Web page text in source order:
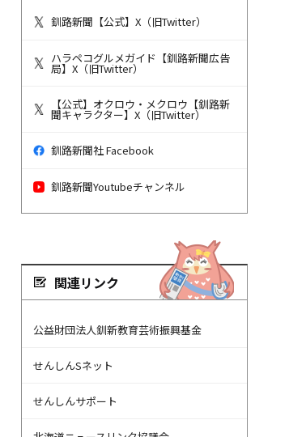
釧路新聞【公式】X（旧Twitter）
ハラペコグルメガイド【釧路新聞広告
局】X（旧Twitter）
【公式】オクロウ・メクロウ【釧路新
聞キャラクター】X（旧Twitter）
釧路新聞社 Facebook
釧路新聞Youtubeチャンネル
関連リンク
公益財団法人釧新教育芸術振興基金
せんしんSネット
せんしんサポート